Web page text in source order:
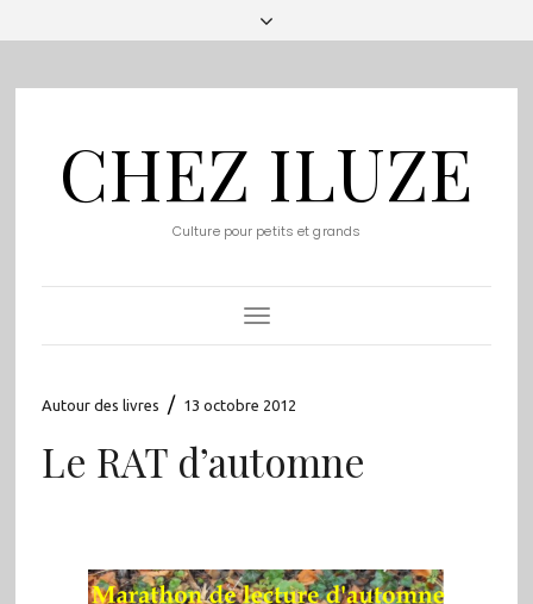
CHEZ ILUZE
Culture pour petits et grands
Toggle
Navigation
Autour des livres / 13 octobre 2012
Le RAT d’automne